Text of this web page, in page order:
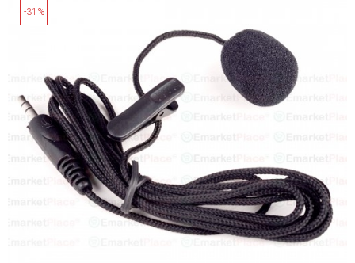
-31%